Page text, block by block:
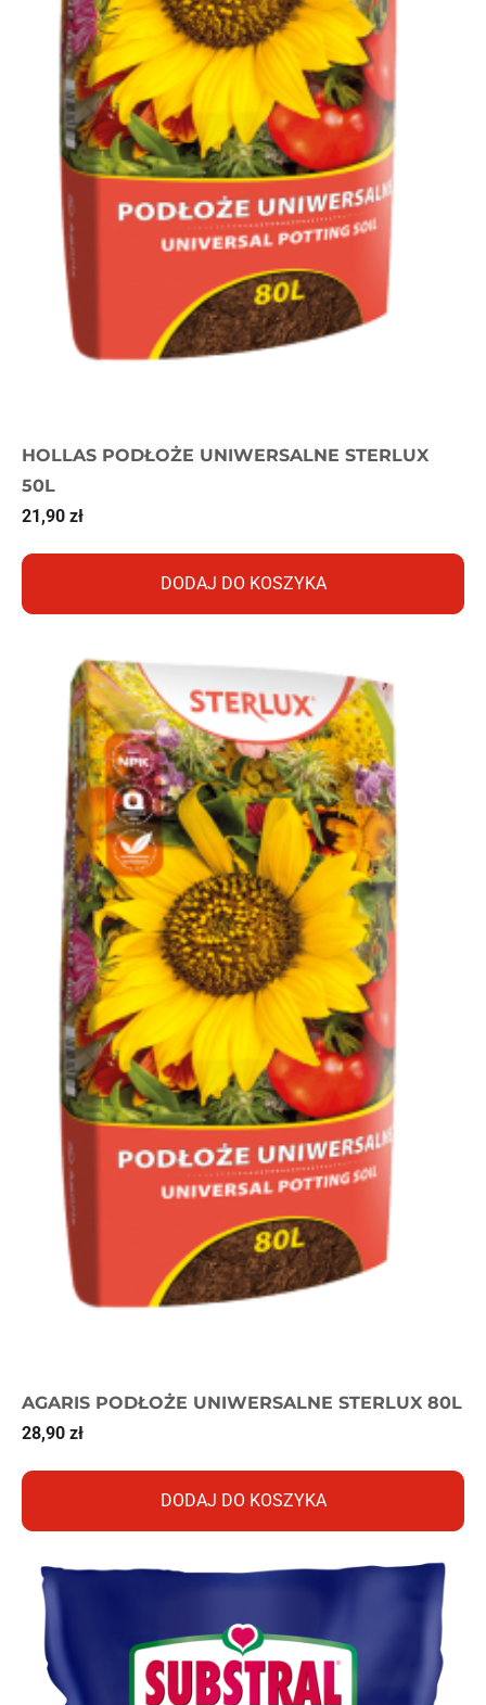
HOLLAS PODŁOŻE UNIWERSALNE STERLUX
50L
21,90 zł
DODAJ DO KOSZYKA
AGARIS PODŁOŻE UNIWERSALNE STERLUX 80L
28,90 zł
DODAJ DO KOSZYKA